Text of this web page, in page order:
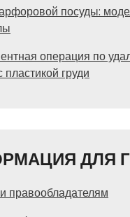
посуды:
операция по
пластикой груди
ДЛЯ
правообладателям